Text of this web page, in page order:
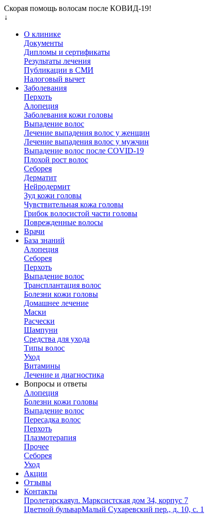
Скорая помощь волосам после КОВИД-19!
↓
О клинике
Документы
Дипломы и сертификаты
Результаты лечения
Публикации в СМИ
Налоговый вычет
Заболевания
Перхоть
Алопеция
Заболевания кожи головы
Выпадение волос
Лечение выпадения волос у женщин
Лечение выпадения волос у мужчин
Выпадение волос после COVID-19
Плохой рост волос
Cеборея
Дерматит
Нейродермит
Зуд кожи головы
Чувствительная кожа головы
Грибок волосистой части головы
Поврежденные волосы
Врачи
База знаний
Алопеция
Себорея
Перхоть
Выпадение волос
Трансплантация волос
Болезни кожи головы
Домашнее лечение
Маски
Расчески
Шампуни
Средства для ухода
Типы волос
Уход
Витамины
Лечение и диагностика
Вопросы и ответы
Алопеция
Болезни кожи головы
Выпадение волос
Пересадка волос
Перхоть
Плазмотерапия
Прочее
Себорея
Уход
Акции
Отзывы
Контакты
Пролетарскаяул. Марксистская дом 34, корпус 7
Цветной бульварМалый Сухаревский пер., д. 10, с. 1